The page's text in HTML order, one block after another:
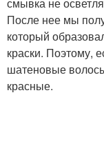
После нее мы
который
краски. Поэтому,
шатеновые
красные.